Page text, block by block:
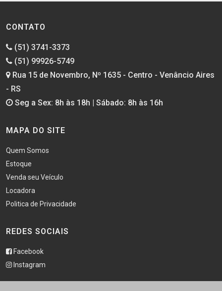
CONTATO
(51) 3741-3373
(51) 99926-5749
Rua 15 de Novembro, Nº 1635 - Centro - Venâncio Aires
- RS
Seg a Sex: 8h às 18h | Sábado: 8h às 16h
MAPA DO SITE
Quem Somos
Estoque
Venda seu Veículo
Locadora
Politica de Privacidade
REDES SOCIAIS
Facebook
Instagram